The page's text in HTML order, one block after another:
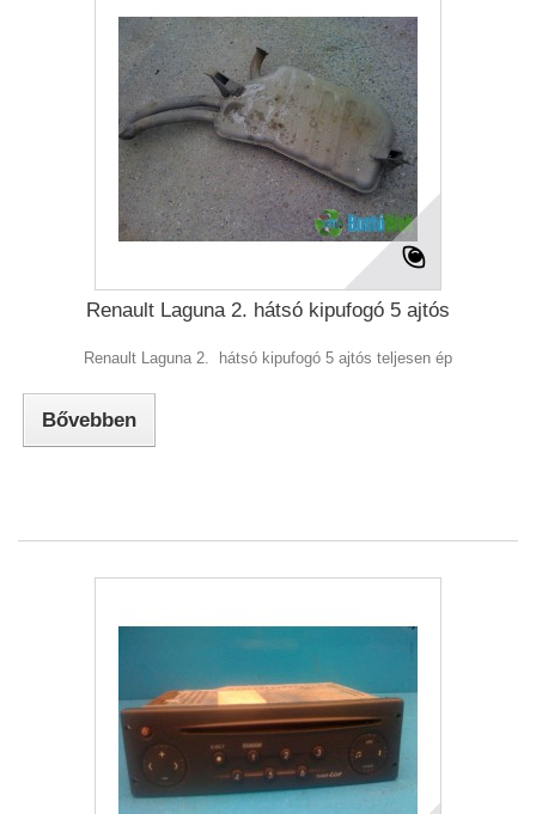
Renault Laguna 2. hátsó kipufogó 5 ajtós
Renault Laguna 2. hátsó kipufogó 5 ajtós teljesen ép
Bővebben